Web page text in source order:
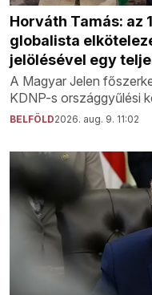
Horváth Tamás: az
globalista
jelölésével egy
A Magyar Jelen
KDNP-s országgyűlési
BELFÖLD2026. aug. 9. 11:02